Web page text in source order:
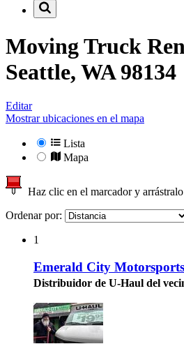
Moving Truck
Seattle, WA 98134
Editar
Mostrar ubicaciones en el mapa
Lista
Mapa
Haz clic en el marcador y
Ordenar por:
1
Emerald City Motorsports
Distribuidor de U-Haul del